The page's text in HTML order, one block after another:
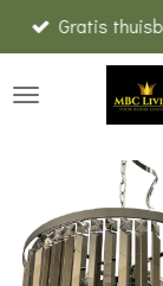
Ga
direct
naar
hoofdinhoud
Gratis